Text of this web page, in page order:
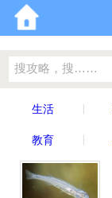
生活
教育